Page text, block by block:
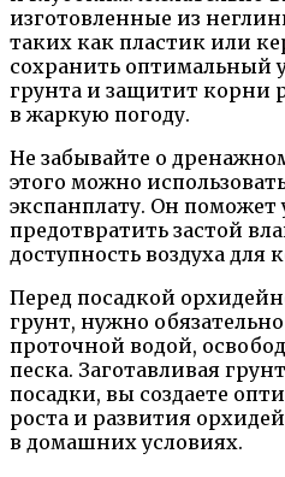
изготовленные из
таких как пластик или
сохранить оптимальный
грунта и защитит корни
в жаркую погоду.
Не забывайте о
этого можно
экспанплату. Он
предотвратить застой
доступность воздуха для
Перед посадкой
грунт, нужно
проточной водой,
песка. Заготавливая
посадки, вы создаете
роста и развития
в домашних условиях.